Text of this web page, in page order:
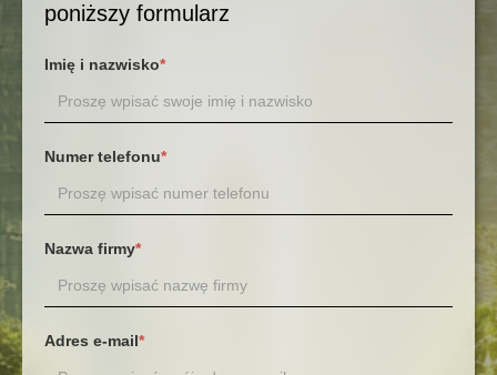
poniższy formularz
Imię i nazwisko*
Numer telefonu*
Nazwa firmy*
Adres e-mail*